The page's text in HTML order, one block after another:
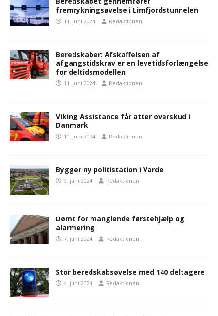
fremrykningsøvelse i Limfjordstunnelen
11. juni 2024 Redaktionen
Beredskaber: Afskaffelsen af
afgangstidskrav er en levetidsforlængelse
for deltidsmodellen
11. juni 2024 Redaktionen
Viking Assistance får atter overskud i
Danmark
10. juni 2024 Redaktionen
Bygger ny politistation i Varde
9. juni 2024 Redaktionen
Dømt for manglende førstehjælp og
alarmering
7. juni 2024 Redaktionen
Stor beredskabsøvelse med 140 deltagere
4. juni 2024 Redaktionen